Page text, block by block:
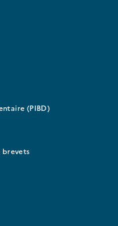
(PIBD)
brevets